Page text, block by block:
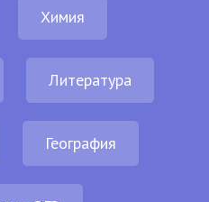
Химия
Литература
География